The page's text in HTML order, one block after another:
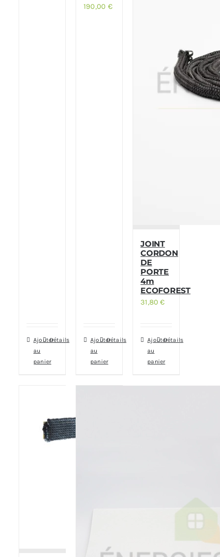
Ajouter
au
panier
Détails
190,00 €
Ajouter
au
panier
Détails
JOINT
CORDON
DE
PORTE
4m
ECOFOREST
31,80€
Ajouter
au
panier
Détails